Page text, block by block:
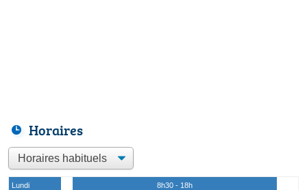
Horaires
Lundi
8h30 - 18h